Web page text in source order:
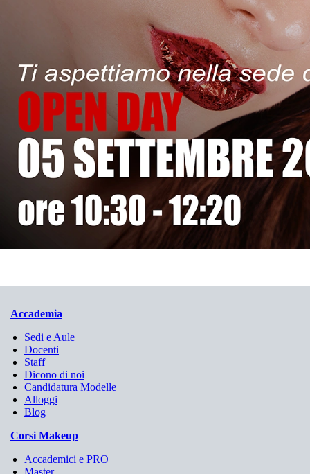
Accademia
Sedi e Aule
Docenti
Staff
Dicono di noi
Candidatura Modelle
Alloggi
Blog
Corsi Makeup
Accademici e PRO
Master